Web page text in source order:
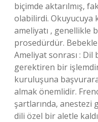
biçimde aktarılmış,
olabilirdi. Okuyucuya
ameliyatı , genellikle
prosedürdür.
Ameliyat sonrası : Dil
gerektiren bir
kuruluşuna
almak önemlidir.
şartlarında, anestezi
dili özel bir aletle